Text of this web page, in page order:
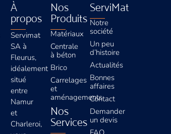
À
propos
Servimat
SA à
Fleurus,
idéalement
situé
entre
Namur
et
Charleroi,
Nos
Produits
Matériaux
Centrale
à béton
Brico
Carrelages
et
aménagements
Nos
Services
ServiMat
Notre
société
Un peu
d’histoire
Actualités
Bonnes
affaires
Contact
Demander
un devis